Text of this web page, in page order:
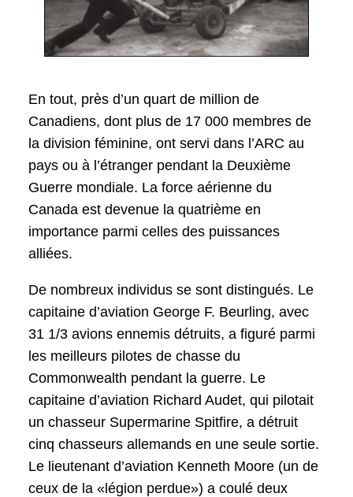
En tout, près d’un quart de million de
Canadiens, dont plus de 17 000 membres de
la division féminine, ont servi dans l’ARC au
pays ou à l’étranger pendant la Deuxième
Guerre mondiale. La force aérienne du
Canada est devenue la quatrième en
importance parmi celles des puissances
alliées.
De nombreux individus se sont distingués. Le
capitaine d’aviation George F. Beurling, avec
31 1/3 avions ennemis détruits, a figuré parmi
les meilleurs pilotes de chasse du
Commonwealth pendant la guerre. Le
capitaine d’aviation Richard Audet, qui pilotait
un chasseur Supermarine Spitfire, a détruit
cinq chasseurs allemands en une seule sortie.
Le lieutenant d’aviation Kenneth Moore (un de
ceux de la «légion perdue») a coulé deux